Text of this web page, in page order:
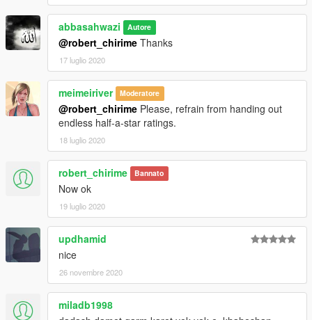
abbasahwazi Autore
@robert_chirime Thanks
17 luglio 2020
meimeiriver Moderatore
@robert_chirime Please, refrain from handing out
endless half-a-star ratings.
18 luglio 2020
robert_chirime Bannato
Now ok
19 luglio 2020
updhamid
nice
26 novembre 2020
miladb1998